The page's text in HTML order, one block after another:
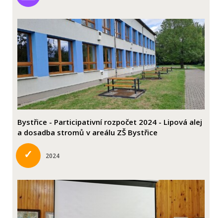
Bystřice - Participativní rozpočet 2024 - Lipová alej
a dosadba stromů v areálu ZŠ Bystřice
✓ 2024